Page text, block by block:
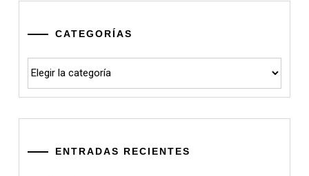
CATEGORÍAS
ENTRADAS RECIENTES